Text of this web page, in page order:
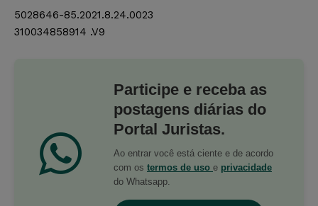
5028646-85.2021.8.24.0023
310034858914 .V9
Participe e receba as
postagens diárias do
Portal Juristas.
Ao entrar você está ciente e de acordo
com os termos de uso e privacidade
do Whatsapp.